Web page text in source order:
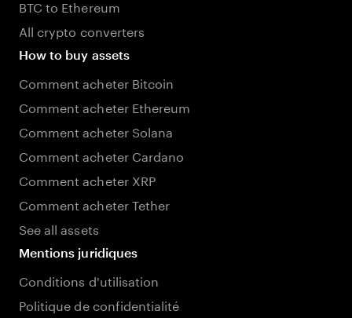
BTC to Ethereum
All crypto converters
How to buy assets
Comment acheter Bitcoin
Comment acheter Ethereum
Comment acheter Solana
Comment acheter Cardano
Comment acheter XRP
Comment acheter Tether
See all assets
Mentions juridiques
Conditions d'utilisation
Politique de confidentialité